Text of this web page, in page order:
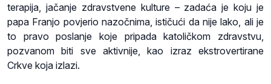
terapija, jačanje zdravstvene kulture – zadaća je koju je
papa Franjo povjerio nazočnima, ističući da nije lako, ali je
to pravo poslanje koje pripada katoličkom zdravstvu,
pozvanom biti sve aktivnije, kao izraz ekstrovertirane
Crkve koja izlazi.